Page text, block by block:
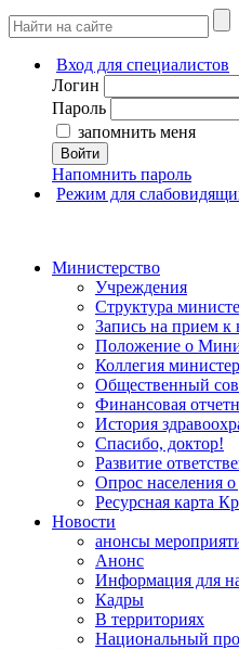
Вход для специалистов
Логин
Пароль
запомнить меня
Войти
Напомнить пароль
Режим для
Министерство
Учреждения
Структура
Запись на прием к
Положение о
Коллегия
Общественный
Финансовая
История
Спасибо, доктор!
Развитие
Опрос населения
Ресурсная карта
Новости
анонсы
Анонс
Информация для
Кадры
В территориях
Национальный